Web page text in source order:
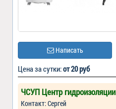
Написать
Цена за сутки:от 20 руб
ЧСУП Центр гидроизоляции
Контакт: Сергей